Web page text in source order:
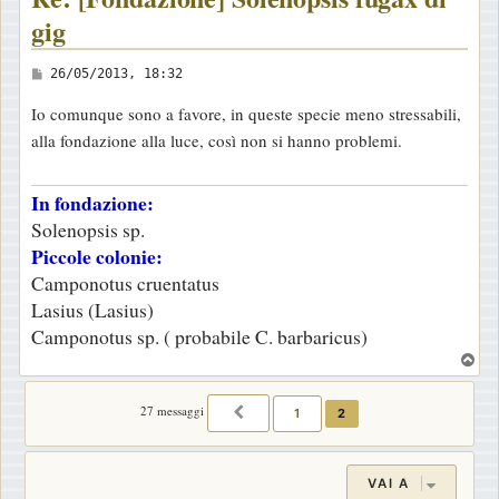
gig
M
s
s
g
g
i
o
26/05/2013, 18:32
Io comunque sono a favore, in queste specie meno stressabili,
alla fondazione alla luce, così non si hanno problemi.
In fondazione:
Solenopsis sp.
Piccole colonie:
Camponotus cruentatus
Lasius (Lasius)
Camponotus sp. ( probabile C. barbaricus)
o
27 messaggi PRECEDENTE
1 2
VAI A